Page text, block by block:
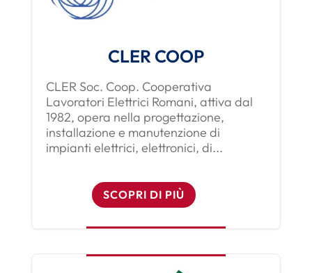
CLER COOP
CLER Soc. Coop. Cooperativa
Lavoratori Elettrici Romani, attiva dal
1982, opera nella progettazione,
installazione e manutenzione di
impianti elettrici, elettronici, di...
SCOPRI DI PIÙ